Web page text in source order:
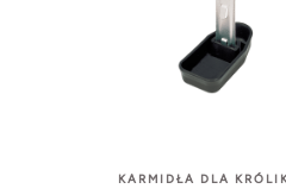
KARMIDŁA DLA